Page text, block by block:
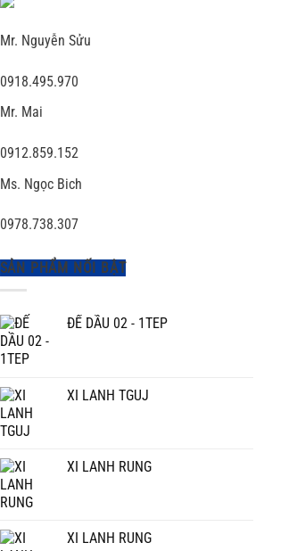
Mr. Nguyễn Sửu
0918.495.970
Mr. Mai
0912.859.152
Ms. Ngọc Bich
0978.738.307
SẢN PHẨM NỐI BẬT
ĐẾ DẦU 02 - 1TEP
XI LANH TGUJ
XI LANH RUNG
XI LANH RUNG